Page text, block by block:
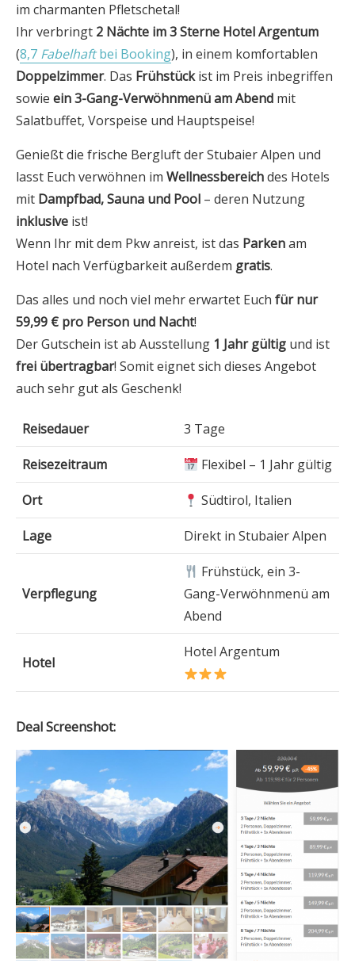
im charmanten Pfletschetal!
Ihr verbringt 2 Nächte im 3 Sterne Hotel Argentum
(8,7 Fabelhaftbei Booking), in einem komfortablen
Doppelzimmer. Das Frühstückist im Preis inbegriffen
sowie ein 3-Gang-Verwöhnmenü am Abend mit
Salatbuffet, Vorspeise und Hauptspeise!
Genießt die frische Bergluft der Stubaier Alpen und
lasst Euch verwöhnen im Wellnessbereichdes Hotels
mit Dampfbad, Sauna und Pool – deren Nutzung
inklusive ist!
Wenn Ihr mit dem Pkw anreist, ist das Parkenam
Hotel nach Verfügbarkeit außerdem gratis.
Das alles und noch viel mehr erwartet Euch für nur
59,99 € pro Person und Nacht!
Der Gutschein ist ab Ausstellung 1 Jahr gültig und ist
frei übertragbar! Somit eignet sich dieses Angebot
auch sehr gut als Geschenk!
Reisedauer 3 Tage
Reisezeitraum Flexibel – 1 Jahr gültig
Ort Südtirol, Italien
Lage Direkt in Stubaier Alpen
Verpflegung
Frühstück, ein 3-
Gang-Verwöhnmenü am
Abend
Hotel
Hotel Argentum
Deal Screenshot: